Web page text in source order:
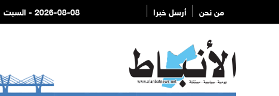
من نحن أرسل خبرا 2026-08-08 - السبت